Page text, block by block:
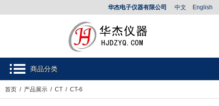
中文 English
华杰电子仪器有限公司
商品分类
首页 / 产品展示 / CT / CT-6